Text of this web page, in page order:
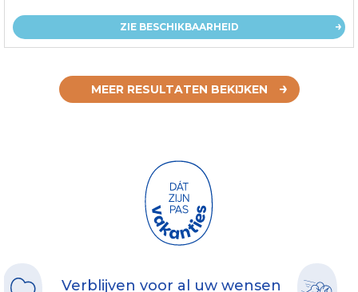
ZIE BESCHIKBAARHEID
MEER RESULTATEN BEKIJKEN
Verblijven voor al uw wensen